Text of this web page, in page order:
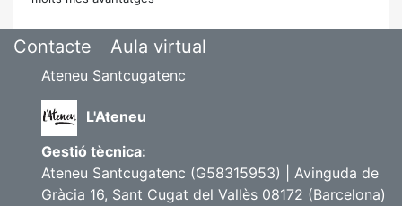
Contacte Aula virtual
Ateneu Santcugatenc
L'Ateneu
Gestió tècnica:
Ateneu Santcugatenc (G58315953) | Avinguda de
Gràcia 16, Sant Cugat del Vallès 08172 (Barcelona)